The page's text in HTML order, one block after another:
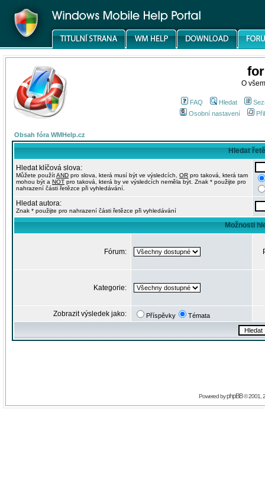
O
FAQ Hledat
Osobní nastavení
Obsah fóra WMHelp.cz
Hledat
Hledat klíčová slova:
Můžete použítAND pro slova, která musí být ve výsledcích, OR pro taková, která tam
mohou být a NOT pro taková, která by ve výsledcích neměla být. Znak * použijte pro
nahrazení části řetězce při vyhledávání.
Hledat autora:
Znak * použijte pro nahrazení části řetězce při vyhledávání
Možnosti
Fórum:
Kategorie:
Zobrazit výsledek jako: Příspěvky Témata
Powered byphpBB© 2001,